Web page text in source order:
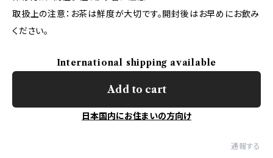
取扱上の注意：お茶は鮮度が大切です。開封後はお早めにお飲み
ください。
International shipping available
Add to cart
日本国内にお住まいの方向け
通報する